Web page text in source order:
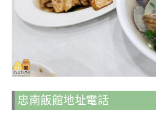
忠南飯館地址電話